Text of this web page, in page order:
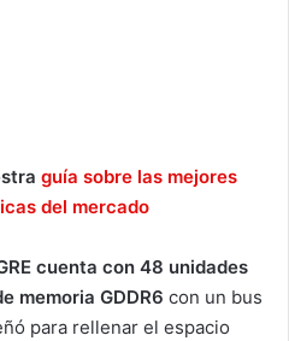
guía sobre las mejores
del mercado
cuenta con 48 unidades
memoria GDDR6 con un bus
para rellenar el espacio